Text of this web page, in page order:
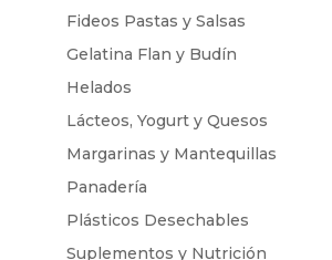
Fideos Pastas y Salsas
Gelatina Flan y Budín
Helados
Lácteos, Yogurt y Quesos
Margarinas y Mantequillas
Panadería
Plásticos Desechables
Suplementos y Nutrición